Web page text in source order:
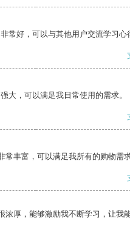
常好，可以与其他用户交流学习心
大，可以满足我日常使用的需求。
常丰富，可以满足我所有的购物需求
浓厚，能够激励我不断学习，让我